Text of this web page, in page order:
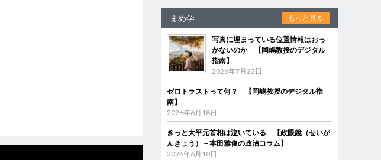
まめ学 もっと見る
写真に埋まっている位置情報はおっ
かないのか 【岡嶋教授のデジタル
指南】
2026年7月22日
ゼロトラストって何？ 【岡嶋教授のデジタル指
南】
2026年6月18日
きっと大平元首相は泣いている 【政眼鏡（せいが
んきょう）－本田雅俊の政治コラム】
2026年6月10日